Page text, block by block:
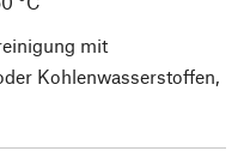
mit
Kohlenwasserstoffen,